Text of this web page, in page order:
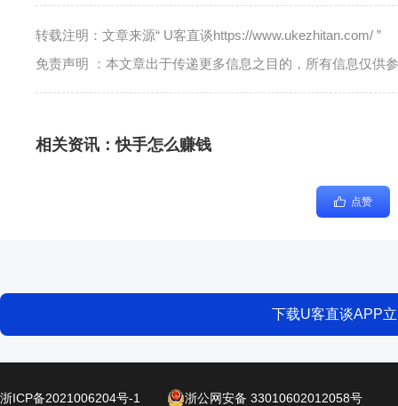
转载注明：文章来源“ U客直谈https://www.ukezhitan.com/ ”
免责声明 ：本文章出于传递更多信息之目的，所有信息仅供
相关资讯：快手怎么赚钱
点赞
下载U客直谈APP
浙ICP备2021006204号-1 浙公网安备 33010602012058号